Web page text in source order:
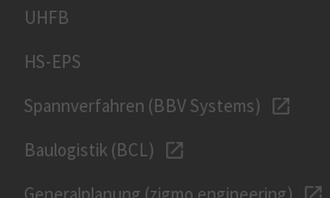
UHFB
HS-EPS
Spannverfahren (BBV Systems)
Baulogistik (BCL)